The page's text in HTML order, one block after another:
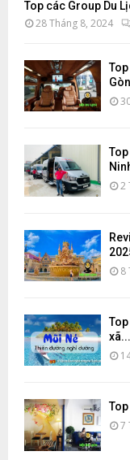
Top các Group Du
28 Tháng 8, 2024
2
8
xã...
7